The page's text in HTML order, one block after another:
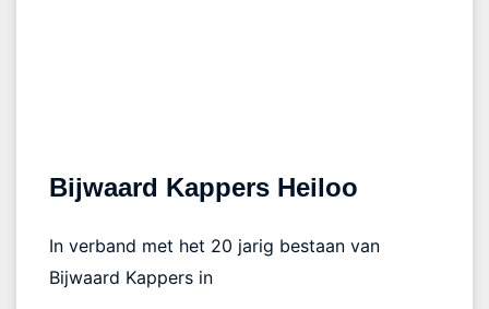
Bijwaard Kappers Heiloo
In verband met het 20 jarig bestaan van
Bijwaard Kappers in